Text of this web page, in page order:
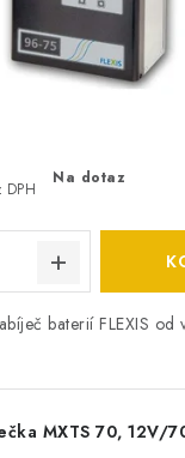
Na dotaz
baterií FLEXIS od
MXTS 70, 12V/